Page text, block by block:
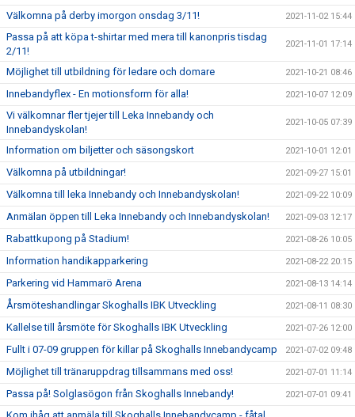
Välkomna på derby imorgon onsdag 3/11! 2021-11-02 15:44
Passa på att köpa t-shirtar med mera till kanonpris tisdag
2/11!
2021-11-01 17:14
Möjlighet till utbildning för ledare och domare 2021-10-21 08:46
Innebandyflex - En motionsform för alla! 2021-10-07 12:09
Vi välkomnar fler tjejer till Leka Innebandy och
Innebandyskolan!
2021-10-05 07:39
Information om biljetter och säsongskort 2021-10-01 12:01
Välkomna på utbildningar! 2021-09-27 15:01
Välkomna till leka Innebandy och Innebandyskolan! 2021-09-22 10:09
Anmälan öppen till Leka Innebandy och Innebandyskolan! 2021-09-03 12:17
Rabattkupong på Stadium! 2021-08-26 10:05
Information handikapparkering 2021-08-22 20:15
Parkering vid Hammarö Arena 2021-08-13 14:14
Årsmöteshandlingar Skoghalls IBK Utveckling 2021-08-11 08:30
Kallelse till årsmöte för Skoghalls IBK Utveckling 2021-07-26 12:00
Fullt i 07-09 gruppen för killar på Skoghalls Innebandycamp 2021-07-02 09:48
Möjlighet till tränaruppdrag tillsammans med oss! 2021-07-01 11:14
Passa på! Solglasögon från Skoghalls Innebandy! 2021-07-01 09:41